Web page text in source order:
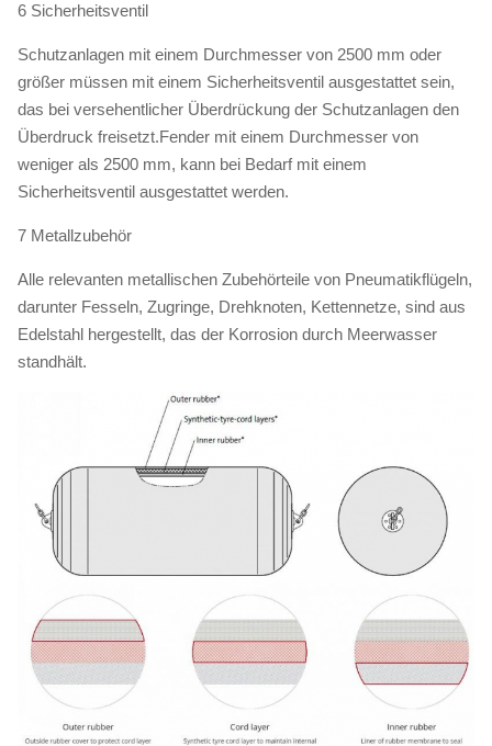
6 Sicherheitsventil
Schutzanlagen mit einem Durchmesser von 2500 mm oder
größer müssen mit einem Sicherheitsventil ausgestattet sein,
das bei versehentlicher Überdrückung der Schutzanlagen den
Überdruck freisetzt.Fender mit einem Durchmesser von
weniger als 2500 mm, kann bei Bedarf mit einem
Sicherheitsventil ausgestattet werden.
7 Metallzubehör
Alle relevanten metallischen Zubehörteile von Pneumatikflügeln,
darunter Fesseln, Zugringe, Drehknoten, Kettennetze, sind aus
Edelstahl hergestellt, das der Korrosion durch Meerwasser
standhält.